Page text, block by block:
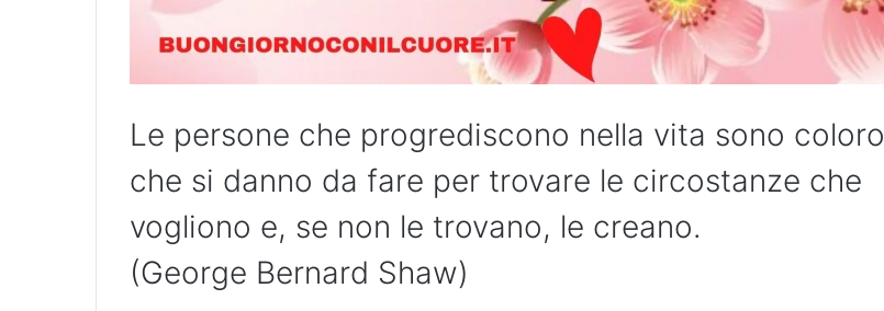
Le persone che progrediscono nella vita sono coloro
che si danno da fare per trovare le circostanze che
vogliono e, se non le trovano, le creano.
(George Bernard Shaw)